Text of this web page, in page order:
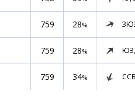
759 28%
759 28% ЮЗ,
759 34%